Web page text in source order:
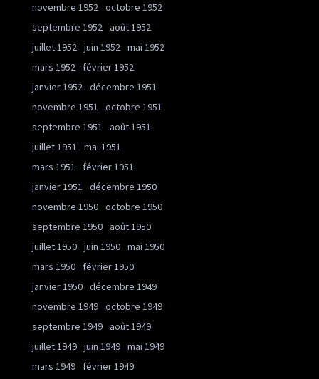
novembre 1952 octobre 1952
septembre 1952 août 1952
juillet 1952 juin 1952 mai 1952
mars 1952
février 1952
janvier 1952 décembre 1951
novembre 1951
octobre 1951
septembre 1951
août 1951
juillet 1951
mai 1951
mars 1951
février 1951
janvier 1951
décembre 1950
novembre 1950 octobre 1950
septembre 1950 août 1950
juillet 1950 juin 1950 mai 1950
mars 1950
février 1950
janvier 1950 décembre 1949
novembre 1949 octobre 1949
septembre 1949 août 1949
juillet 1949 juin 1949 mai 1949
mars 1949
février 1949